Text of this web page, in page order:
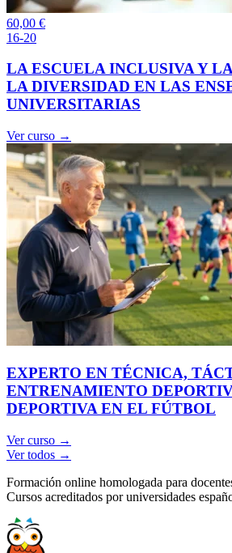
60,00 €
16-20
LA ESCUELA INCLUSIVA Y
LA DIVERSIDAD EN LAS
UNIVERSITARIAS
Ver curso →
EXPERTO EN TÉCNICA,
ENTRENAMIENTO
DEPORTIVA EN EL FÚTBOL
Ver curso →
Ver todos →
Formación online homologada para
Cursos acreditados por universidades